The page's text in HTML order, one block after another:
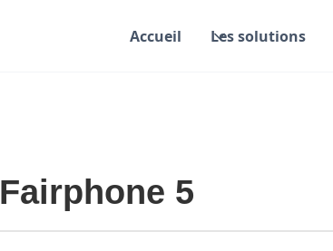
Accueil Les solutions
Fairphone 5